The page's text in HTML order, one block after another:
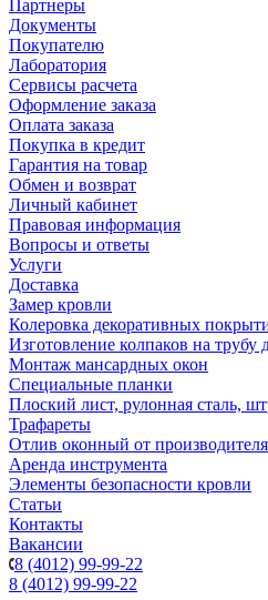
Партнеры
Документы
Покупателю
Лаборатория
Сервисы расчета
Оформление заказа
Оплата заказа
Покупка в кредит
Гарантия на товар
Обмен и возврат
Личный кабинет
Правовая информация
Вопросы и ответы
Услуги
Доставка
Замер кровли
Колеровка декоративных
Изготовление колпаков на трубу
Монтаж мансардных окон
Специальные планки
Плоский лист, рулонная сталь,
Трафареты
Отлив оконный от производителя
Аренда инструмента
Элементы безопасности кровли
Статьи
Контакты
Вакансии
8 (4012) 99-99-22
8 (4012) 99-99-22